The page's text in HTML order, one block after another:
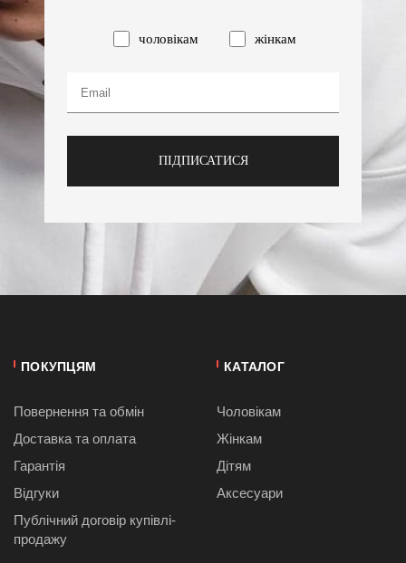
чоловікам жінкам
ПІДПИСАТИСЯ
ПОКУПЦЯМ
Повернення та обмін
Доставка та оплата
Гарантія
Відгуки
Публiчний договiр купівлі-
продажу
КАТАЛОГ
Чоловікам
Жінкам
Дітям
Аксесуари